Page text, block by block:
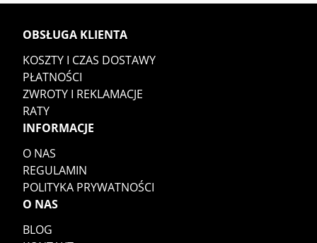
OBSŁUGA KLIENTA
KOSZTY I CZAS DOSTAWY
PŁATNOŚCI
ZWROTY I REKLAMACJE
RATY
INFORMACJE
O NAS
REGULAMIN
POLITYKA PRYWATNOŚCI
O NAS
BLOG